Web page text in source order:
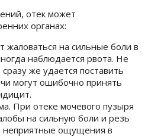
отек может
органах:
на сильные боли в
наблюдается рвота. Не
же удается поставить
могут ошибочно принять
При отеке мочевого пузыря
на сильную боли и резь
неприятные ощущения в